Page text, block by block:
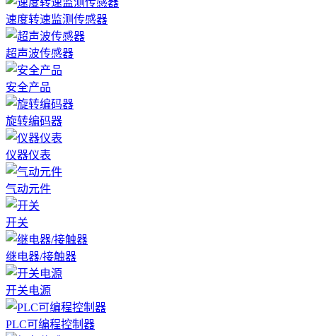
速度转速监测传感器
超声波传感器
安全产品
旋转编码器
仪器仪表
气动元件
开关
继电器/接触器
开关电源
PLC可编程控制器